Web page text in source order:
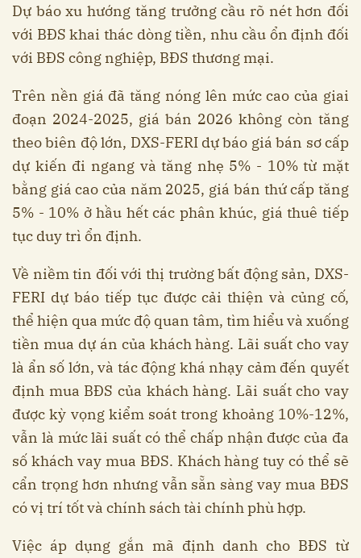
Dự báo xu hướng tăng trưởng cầu rõ nét hơn đối
với BĐS khai thác dòng tiền, nhu cầu ổn định đối
với BĐS công nghiệp, BĐS thương mại.
Trên nền giá đã tăng nóng lên mức cao của giai
đoạn 2024-2025, giá bán 2026 không còn tăng
theo biên độ lớn, DXS-FERI dự báo giá bán sơ cấp
dự kiến đi ngang và tăng nhẹ 5% - 10% từ mặt
bằng giá cao của năm 2025, giá bán thứ cấp tăng
5% - 10% ở hầu hết các phân khúc, giá thuê tiếp
tục duy trì ổn định.
Về niềm tin đối với thị trường bất động sản, DXS-
FERI dự báo tiếp tục được cải thiện và củng cố,
thể hiện qua mức độ quan tâm, tìm hiểu và xuống
tiền mua dự án của khách hàng. Lãi suất cho vay
là ẩn số lớn, và tác động khá nhạy cảm đến quyết
định mua BĐS của khách hàng. Lãi suất cho vay
được kỳ vọng kiểm soát trong khoảng 10%-12%,
vẫn là mức lãi suất có thể chấp nhận được của đa
số khách vay mua BĐS. Khách hàng tuy có thể sẽ
cẩn trọng hơn nhưng vẫn sẵn sàng vay mua BĐS
có vị trí tốt và chính sách tài chính phù hợp.
Việc áp dụng gắn mã định danh cho BĐS từ